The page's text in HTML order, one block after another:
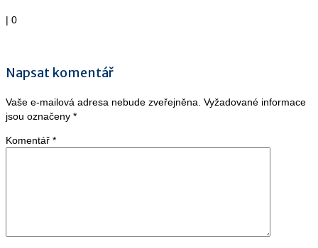
| 0
Napsat komentář
Vaše e-mailová adresa nebude zveřejněna. Vyžadované informace
jsou označeny *
Komentář *